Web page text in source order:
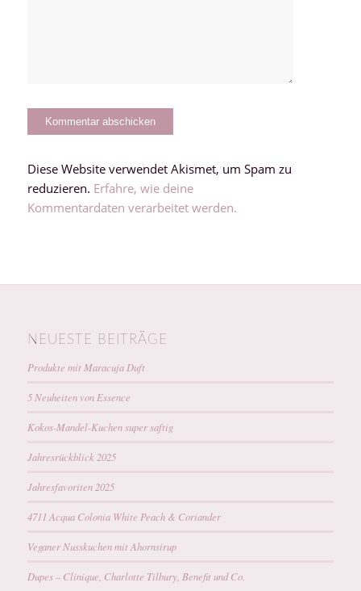
Diese Website verwendet Akismet, um Spam zu
reduzieren. Erfahre, wie deine
Kommentardaten verarbeitet werden.
NEUESTE BEITRÄGE
Produkte mit Maracuja Duft
5 Neuheiten von Essence
Kokos-Mandel-Kuchen super saftig
Jahresrückblick 2025
Jahresfavoriten 2025
4711 Acqua Colonia White Peach & Coriander
Veganer Nusskuchen mit Ahornsirup
Dupes – Clinique, Charlotte Tilbury, Benefit und Co.